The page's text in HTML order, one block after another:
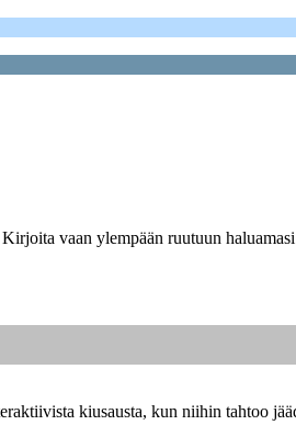
vaan ylempään ruutuun
kiusausta, kun niihin tahtoo